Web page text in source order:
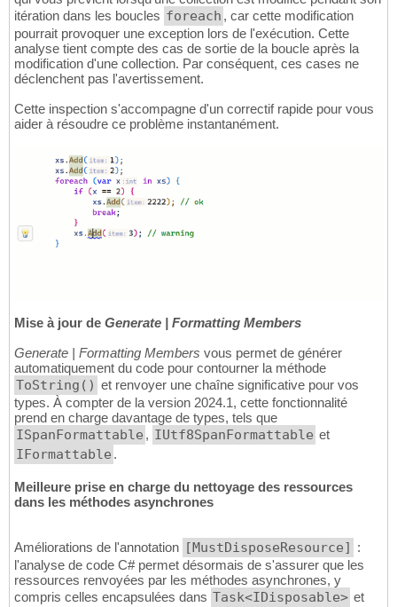
itération dans les boucles foreach , car cette modification
pourrait provoquer une exception lors de l'exécution. Cette
analyse tient compte des cas de sortie de la boucle après la
modification d'une collection. Par conséquent, ces cases ne
déclenchent pas l'avertissement.
Cette inspection s'accompagne d'un correctif rapide pour vous
aider à résoudre ce problème instantanément.
Mise à jour de Generate | Formatting Members
Generate | Formatting Members vous permet de générer
automatiquement du code pour contourner la méthode
ToString() et renvoyer une chaîne significative pour vos
types. À compter de la version 2024.1, cette fonctionnalité
prend en charge davantage de types, tels que
ISpanFormattable , IUtf8SpanFormattable et
IFormattable .
Meilleure prise en charge du nettoyage des ressources
dans les méthodes asynchrones
Améliorations de l'annotation [MustDisposeResource] :
l'analyse de code C# permet désormais de s'assurer que les
ressources renvoyées par les méthodes asynchrones, y
compris celles encapsulées dans Task<IDisposable> et